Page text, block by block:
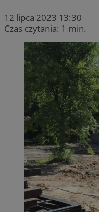
12 lipca 2023 13:30
Czas czytania: 1 min.